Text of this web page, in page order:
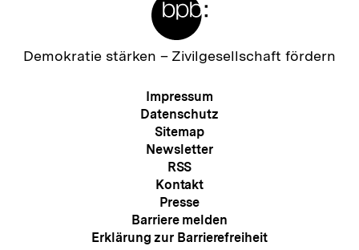
Zur
Demokratie stärken – Zivilgesellschaft fördern
Meta-
Navigation
Impressum
Datenschutz
Sitemap
Newsletter
RSS
Kontakt
Presse
Barriere melden
Erklärung zur Barrierefreiheit